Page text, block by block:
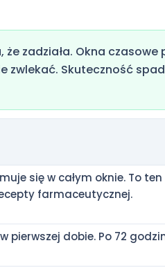
zadziała. Okna czasowe
Skuteczność
się w całym oknie. To
farmaceutycznej.
pierwszej dobie. Po 72